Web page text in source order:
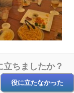
立ちましたか？
役に立たなかった